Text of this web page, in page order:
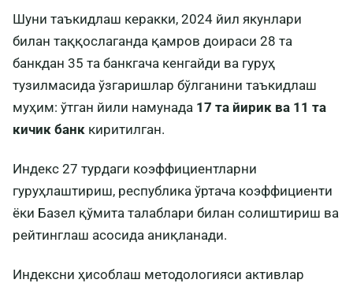
Шуни таъкидлаш керакки, 2024 йил якунлари
билан таққослаганда қамров доираси 28 та
банкдан 35 та банкгача кенгайди ва гуруҳ
тузилмасида ўзгаришлар бўлганини таъкидлаш
муҳим: ўтган йили намунада 17 та йирик ва 11 та
кичик банк киритилган.
Индекс 27 турдаги коэффициентларни
гуруҳлаштириш, республика ўртача коэффициенти
ёки Базел қўмита талаблари билан солиштириш ва
рейтинглаш асосида аниқланади.
Индексни ҳисоблаш методологияси активлар